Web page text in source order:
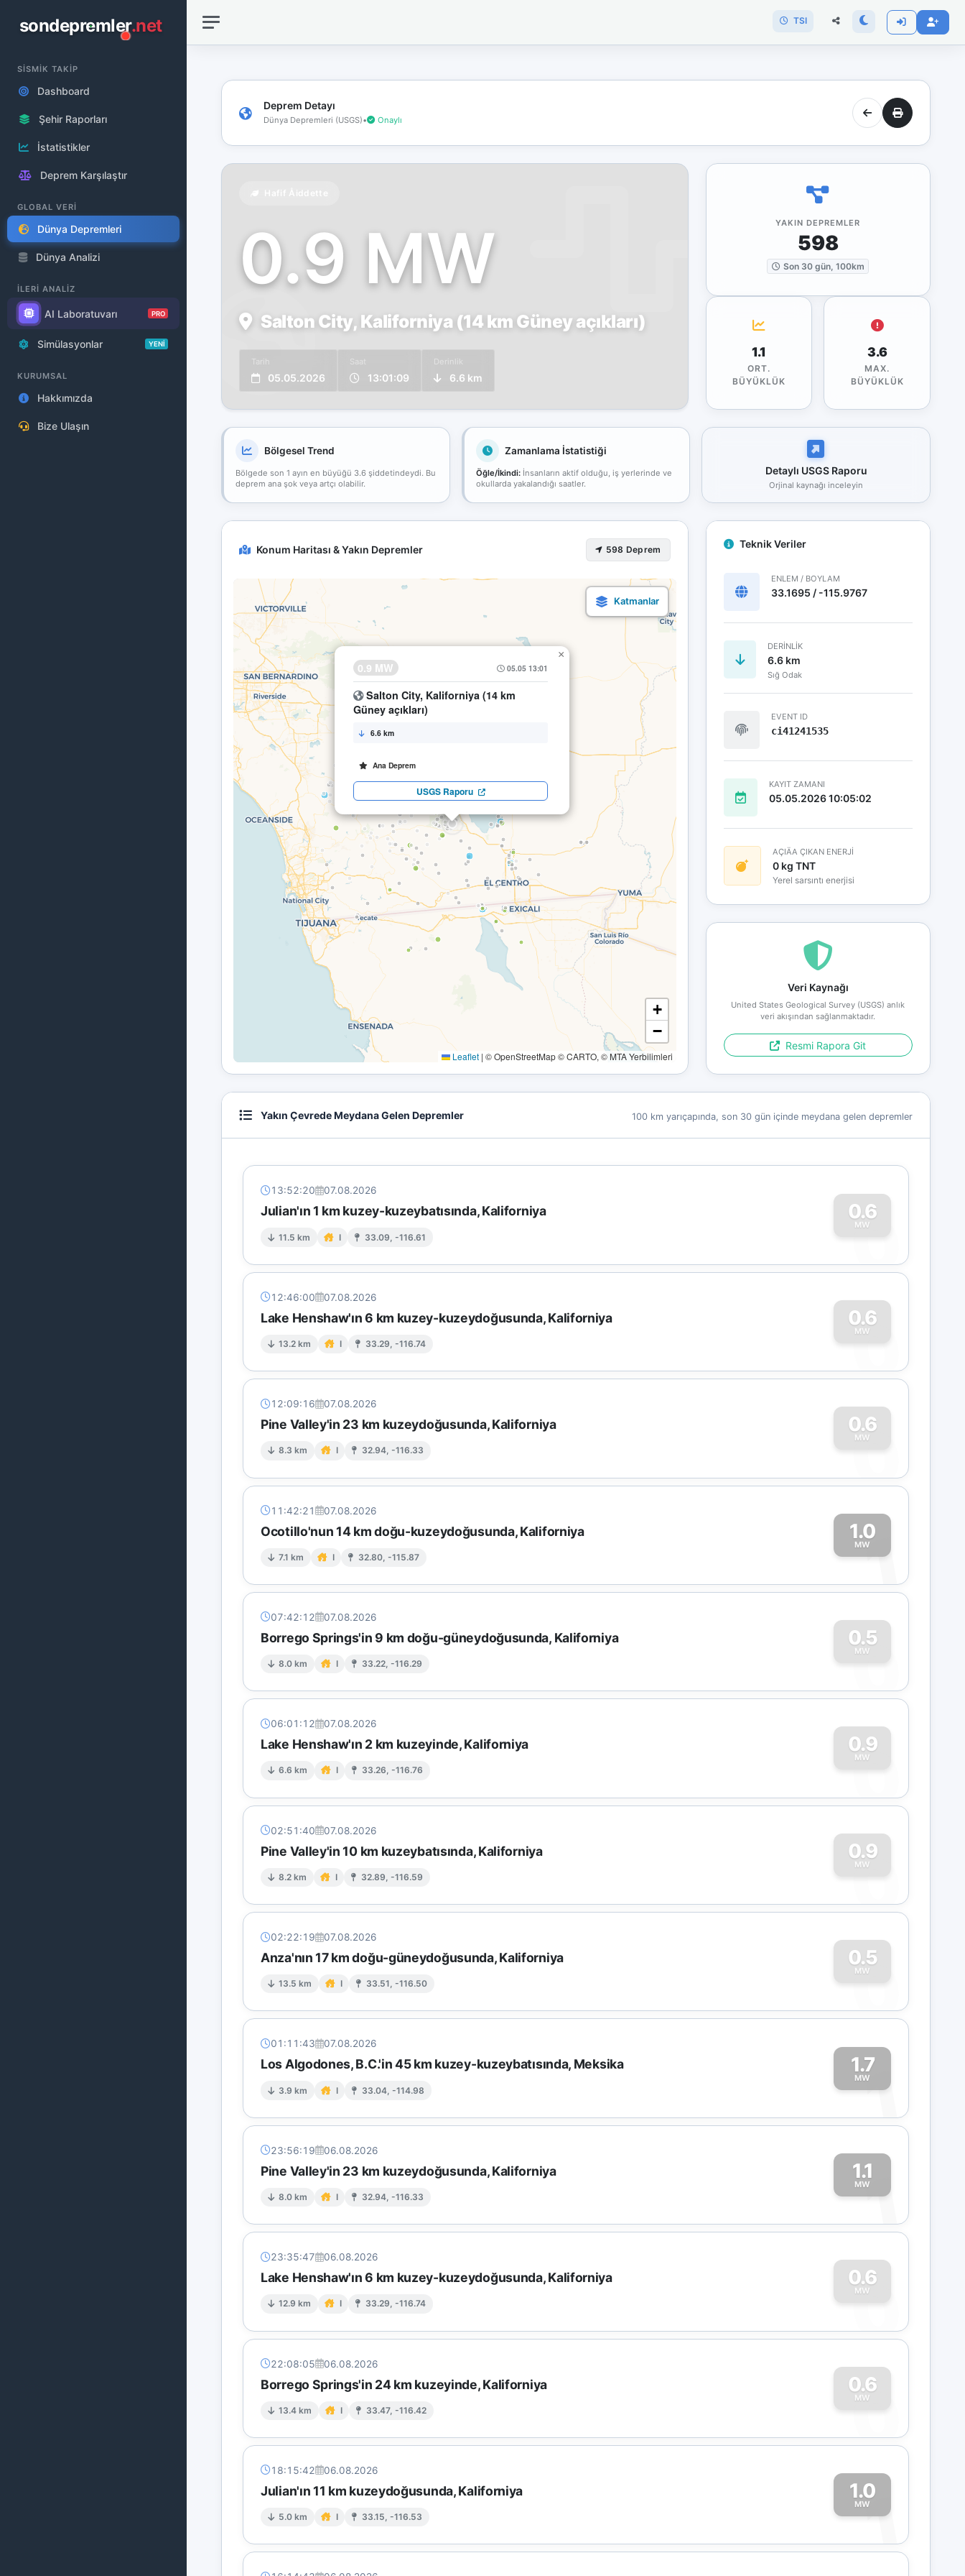
sondepremler.net
SİSMİK TAKİP
Dashboard
Şehir Raporları
İstatistikler
Deprem Karşılaştır
GLOBAL VERİ
Dünya Depremleri
Dünya Analizi
İLERİ ANALİZ
AI Laboratuvarı PRO
Simülasyonlar YENİ
KURUMSAL
Hakkımızda
Bize Ulaşın
TSI
Deprem Detayı
Dünya Depremleri (USGS)• Onaylı
0.9 MW
Salton City, Kaliforniya (14 km Güney açıkları)
Tarih
05.05.2026
Saat
13:01:09
Derinlik
6.6 km
YAKIN DEPREMLER
598
Son 30 gün, 100km
1.1
ORT.
BÜYÜKLÜK
3.6
MAX.
BÜYÜKLÜK
Bölgesel Trend
Bölgede son 1 ayın en büyüğü 3.6 şiddetindeydi. Bu
deprem ana şok veya artçı olabilir.
Zamanlama İstatistiği
Öğle/İkindi:İnsanların aktif olduğu, iş yerlerinde ve
okullarda yakalandığı saatler.
Detaylı USGS Raporu
Orjinal kaynağı inceleyin
Konum Haritası & Yakın Depremler 598 Deprem
0.9 MW 05.05 13:01
Salton City, Kaliforniya (14 km
Güney açıkları)
6.6 km
Ana Deprem
USGS Raporu
×
+
−
Leaflet | © OpenStreetMap © CARTO, © MTA Yerbilimleri
Teknik Veriler
ENLEM / BOYLAM
33.1695 / -115.9767
DERINLIK
6.6 km
Sığ Odak
EVENT ID
ci41241535
KAYIT ZAMANI
05.05.2026 10:05:02
AÇIÄA ÇIKAN ENERJİ
0 kg TNT
Yerel sarsıntı enerjisi
Veri Kaynağı
United States Geological Survey (USGS) anlık
veri akışından sağlanmaktadır.
Resmi Rapora Git
Yakın Çevrede Meydana Gelen Depremler 100 km yarıçapında, son 30 gün içinde meydana gelen depremler
13:52:20 07.08.2026
Julian'ın 1 km kuzey-kuzeybatısında, Kaliforniya
11.5 km I 33.09, -116.61
0.6
MW
0
12:46:00 07.08.2026
Lake Henshaw'ın 6 km kuzey-kuzeydoğusunda, Kaliforniya
13.2 km I 33.29, -116.74
0.6
MW
0
12:09:16 07.08.2026
Pine Valley'in 23 km kuzeydoğusunda, Kaliforniya
8.3 km I 32.94, -116.33
0.6
MW
0
11:42:21 07.08.2026
Ocotillo'nun 14 km doğu-kuzeydoğusunda, Kaliforniya
7.1 km I 32.80, -115.87
1.0
MW
1
07:42:12 07.08.2026
Borrego Springs'in 9 km doğu-güneydoğusunda, Kaliforniya
8.0 km I 33.22, -116.29
0.5
MW
0
06:01:12 07.08.2026
Lake Henshaw'ın 2 km kuzeyinde, Kaliforniya
6.6 km I 33.26, -116.76
0.9
MW
0
02:51:40 07.08.2026
Pine Valley'in 10 km kuzeybatısında, Kaliforniya
8.2 km I 32.89, -116.59
0.9
MW
0
02:22:19 07.08.2026
Anza'nın 17 km doğu-güneydoğusunda, Kaliforniya
13.5 km I 33.51, -116.50
0.5
MW
0
01:11:43 07.08.2026
Los Algodones, B.C.'in 45 km kuzey-kuzeybatısında, Meksika
3.9 km I 33.04, -114.98
1.7
MW
1
23:56:19 06.08.2026
Pine Valley'in 23 km kuzeydoğusunda, Kaliforniya
8.0 km I 32.94, -116.33
1.1
MW
1
23:35:47 06.08.2026
Lake Henshaw'ın 6 km kuzey-kuzeydoğusunda, Kaliforniya
12.9 km I 33.29, -116.74
0.6
MW
0
22:08:05 06.08.2026
Borrego Springs'in 24 km kuzeyinde, Kaliforniya
13.4 km I 33.47, -116.42
0.6
MW
0
18:15:42 06.08.2026
Julian'ın 11 km kuzeydoğusunda, Kaliforniya
5.0 km I 33.15, -116.53
1.0
MW
1
bağlantınız